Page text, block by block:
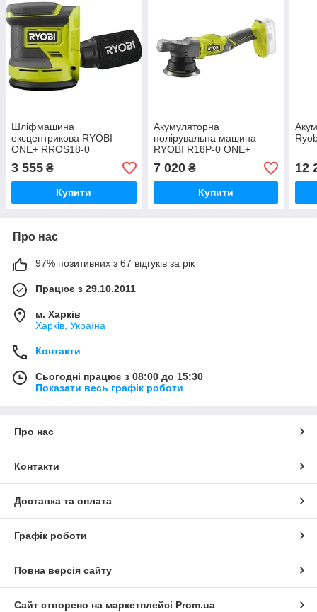
Шліфмашина
ексцентрикова RYOBI
ONE+ RROS18-0
3 555 ₴
Купити
Акумуляторна
полірувальна машина
RYOBI R18P-0 ONE+
7 020₴
Купити
12
Про нас
97% позитивних з 67 відгуків за рік
Працює з 29.10.2011
м. Харків
Харків, Україна
Контакти
Сьогодні працює з 08:00 до 15:30
Показати весь графік роботи
Про нас
Контакти
Доставка та оплата
Графік роботи
Повна версія сайту
Сайт створено на маркетплейсі Prom.ua